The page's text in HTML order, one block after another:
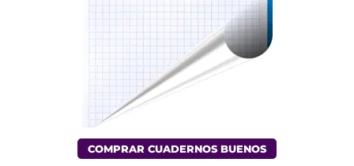
COMPRAR CUADERNOS BUENOS